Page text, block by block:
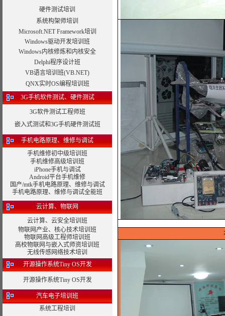
硬件测试培训
系统构架师培训
Microsoft.NET Framework培训
Windows驱动开发培训班
Windows内核修炼和内核安全
Delphi程序设计班
VB语言培训班(VB.NET)
QNX实时OS编程培训班
3G手机软件测试、硬件测试
3G软件测试工程师班
嵌入式测试和3G手机硬件测试班
手机电路原理、维修与调试
手机维修初中级培训班
手机维修高级培训班
iPhone手机与调试
Android平台手机维修
国产/mtk手机电路原理、维修与调试
手机电路原理、维修与调试全能班
云计算、物联网
云计算、云安全培训班
物联网产业、核心技术培训班
物联网高级工程师培训班
高校物联网与嵌入式师资培训班
无线传感网络技术培训
开源操作系统Tiny OS开发
开源操作系统Tiny OS开发
汽车电子培训班
系统工程培训